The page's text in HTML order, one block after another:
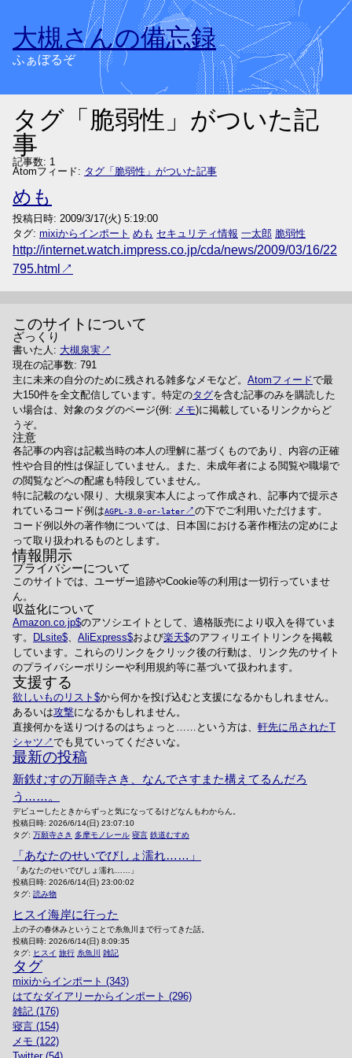
大槻さんの備忘録
ふぁぼるぞ
タグ「脆弱性」がついた記
事
記事数: 1
Atomフィード: タグ「脆弱性」がついた記事
めも
投稿日時: 2009/3/17(火) 5:19:00
タグ: mixiからインポート めも セキュリティ情報 一太郎 脆弱性
http://internet.watch.impress.co.jp/cda/news/2009/03/16/22
795.html
このサイトについて
ざっくり
書いた人: 大槻泉実
現在の記事数: 791
主に未来の自分のために残される雑多なメモなど。 Atomフィードで最
大150件を全文配信しています。特定のタグを含む記事のみを購読した
い場合は、対象のタグのページ(例: メモ)に掲載しているリンクからど
うぞ。
注意
各記事の内容は記載当時の本人の理解に基づくものであり、内容の正確
性や合目的性は保証していません。また、未成年者による閲覧や職場で
の閲覧などへの配慮も特段していません。
特に記載のない限り、大槻泉実本人によって作成され、記事内で提示さ
れているコード例はAGPL-3.0-or-later
の下でご利用いただけます。
コード例以外の著作物については、日本国における著作権法の定めによ
って取り扱われるものとします。
情報開示
プライバシーについて
このサイトでは、ユーザー追跡やCookie等の利用は一切行っていませ
ん。
収益化について
Amazon.co.jp のアソシエイトとして、適格販売により収入を得ていま
す。
DLsite 、 AliExpress および楽天 のアフィリエイトリンクを掲載
しています。これらのリンクをクリック後の行動は、リンク先のサイト
のプライバシーポリシーや利用規約等に基づいて扱われます。
支援する
欲しいものリスト
から何かを投げ込むと支援になるかもしれません。
あるいは攻撃になるかもしれません。
直接何かを送りつけるのはちょっと……という方は、 軒先に吊されたT
シャツ
でも見ていってくださいな。
最新の投稿
新鉄むすの万願寺さき、なんでさすまた構えてるんだろ
う……。
デビューしたときからずっと気になってるけどなんもわからん。
投稿日時: 2026/6/14(日) 23:07:10
タグ: 万願寺さき 多摩モノレール 寝言 鉄道むすめ
「あなたのせいでびしょ濡れ……」
「あなたのせいでびしょ濡れ……」
投稿日時: 2026/6/14(日) 23:00:02
タグ: 読み物
ヒスイ海岸に行った
上の子の春休みということで糸魚川まで行ってきた話。
投稿日時: 2026/6/14(日) 8:09:35
タグ: ヒスイ 旅行 糸魚川 雑記
タグ
mixiからインポート (343)
はてなダイアリーからインポート (296)
雑記 (176)
寝言 (154)
メモ (122)